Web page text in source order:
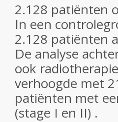
2.128 patiënten
In een
2.128 patiënten
De analyse
ook
verhoogde met
patiënten met
(stage I en II) .